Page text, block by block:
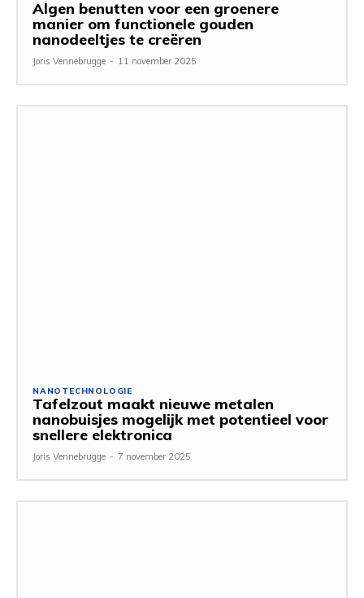
Algen benutten voor een groenere
manier om functionele gouden
nanodeeltjes te creëren
Joris Vennebrugge - 11 november 2025
NANOTECHNOLOGIE
Tafelzout maakt nieuwe metalen
nanobuisjes mogelijk met potentieel voor
snellere elektronica
Joris Vennebrugge - 7 november 2025